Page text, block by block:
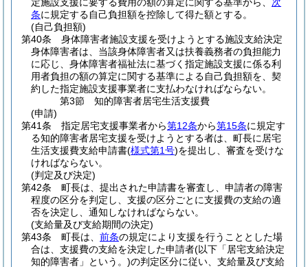
条に規定する自己負担額を控除して得た額とする。
(自己負担額)
第40条
身体障害者施設支援を受けようとする施設支給決定
身体障害者は、当該身体障害者又は扶養義務者の負担能力
に応じ、身体障害者福祉法に基づく指定施設支援に係る利
用者負担の額の算定に関する基準による自己負担額を、契
約した指定施設支援事業者に支払わなければならない。
第3節
知的障害者居宅生活支援費
(申請)
第41条
指定居宅支援事業者から第12条から第15条に規定す
る知的障害者居宅支援を受けようとする者は、町長に居宅
生活支援費支給申請書(様式第1号)を提出し、審査を受けな
ければならない。
(判定及び決定)
第42条
町長は、提出された申請書を審査し、申請者の障害
程度の区分を判定し、支援の区分ごとに支援費の支給の適
否を決定し、通知しなければならない。
(支給量及び支給期間の決定)
第43条
町長は、 前条の規定により支援を行うこととした場
合は、支援費の支給を決定した申請者(以下「居宅支給決定
知的障害者」という。)の判定区分に従い、支給量及び支給